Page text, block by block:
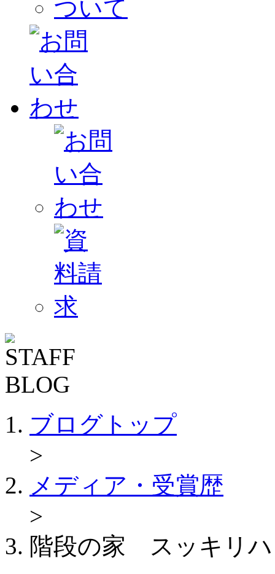
ブログトップ
>
メディア・受賞歴
>
階段の家 スッキリ